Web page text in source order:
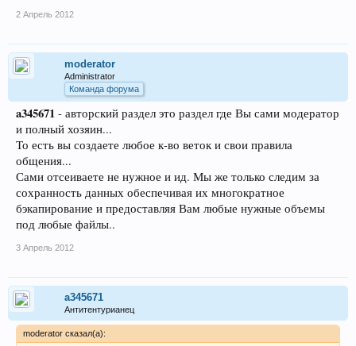
2 Апрель 2012
moderator
Administrator
Команда форума
a345671 - авторский раздел это раздел где Вы сами модератор
и полный хозяин...
То есть вы создаете любое к-во веток и свои правила
общения...
Сами отсеиваете не нужное и ид. Мы же только следим за
сохранность данных обеспечивая их многократное
бэкапирование и предоставляя Вам любые нужные объемы
под любые файлы..
3 Апрель 2012
a345671
Антитентурианец
moderator сказал(а):